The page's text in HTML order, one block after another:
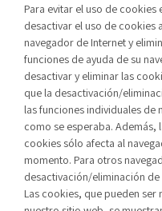
Para evitar el uso de
desactivar el uso de cookies
navegador de Internet y
funciones de ayuda de su
desactivar y eliminar las
que la desactivación/
las funciones individuales
como se esperaba.
cookies sólo afecta al
momento. Para otros
desactivación/eliminación
Las cookies, que pueden